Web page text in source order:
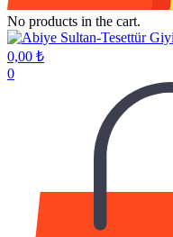
No products in the cart.
0,00 ₺
0